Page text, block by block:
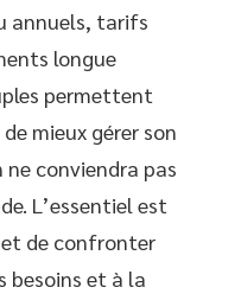
annuels, tarifs
longue
permettent
mieux gérer son
conviendra pas
L’essentiel est
et de confronter
besoins et à la